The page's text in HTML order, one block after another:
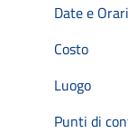
Date e Orari
Costo
Luogo
Punti di